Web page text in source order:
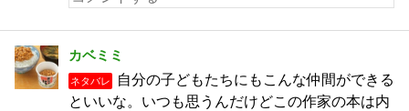
カベミミ
ネタバレ
自分の子どもたちにもこんな仲間ができる
といいな。いつも思うんだけどこの作家の本は内